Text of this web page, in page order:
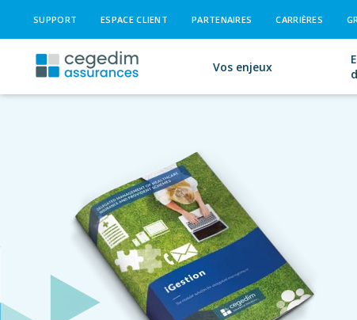
SUPPORT ESPACE CLIENT PARTENAIRES CARRIÈRES
Vos enjeux